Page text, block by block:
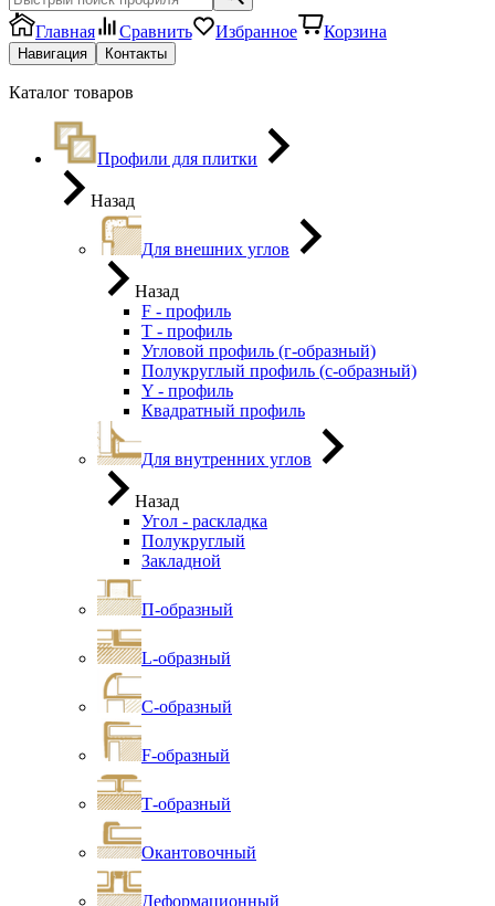
Главная Сравнить Избранное Корзина
Навигация Контакты
Каталог товаров
Профили для плитки
Назад
Для внешних углов
Назад
F - профиль
Т - профиль
Угловой профиль (г-образный)
Полукруглый профиль (с-образный)
Y - профиль
Квадратный профиль
Для внутренних углов
Назад
Угол - раскладка
Полукруглый
Закладной
П-образный
L-образный
С-образный
F-образный
Т-образный
Окантовочный
Деформационный